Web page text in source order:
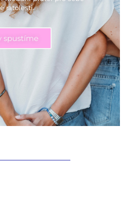
ratolesti.
spustíme